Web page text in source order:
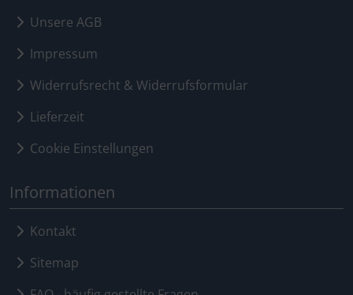
Unsere AGB
Impressum
Widerrufsrecht & Widerrufsformular
Lieferzeit
Cookie Einstellungen
Informationen
Kontakt
Sitemap